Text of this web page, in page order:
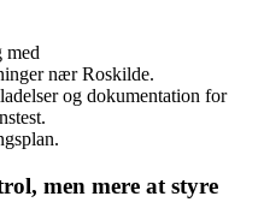
med
nær Roskilde.
og dokumentation for
men mere at styre